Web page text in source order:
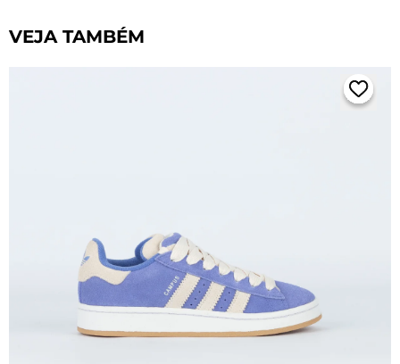
VEJA TAMBÉM